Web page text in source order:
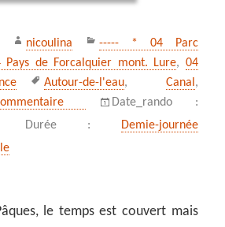
Auteur
nicoulina Catégories
----- * 04 Parc
de Forcalquier mont. Lure, 04
Mots-
clés
Autour-de-l'eau, Canal ,
sur Du Lauzon aux
Date_rando :
Durée :
Demie-journée
le temps est couvert mais